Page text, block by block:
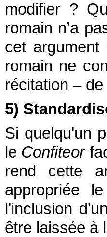
modifier ?
romain n’a
cet
romain ne
récitation –
5)
Si quelqu'un
le Confiteor
rend cette
appropriée
l'inclusion
être laissée à